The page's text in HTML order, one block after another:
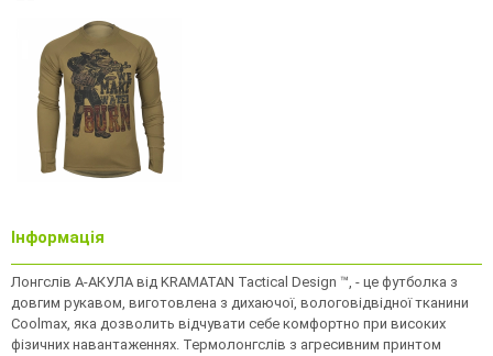
Інформація
Лонгслів А-АКУЛА від KRAMATAN Tactical Design ™, - це футболка з
довгим рукавом, виготовлена ​​з дихаючої, вологовідвідної тканини
Coolmax, яка дозволить відчувати себе комфортно при високих
фізичних навантаженнях. Термолонгслів з агресивним принтом